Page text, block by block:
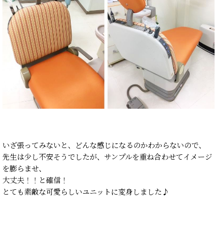
いざ張ってみないと、どんな感じになるのかわからないので、
先生は少し不安そうでしたが、サンプルを重ね合わせてイメージ
を膨らませ、
大丈夫！！と確信！
とても素敵な可愛らしいユニットに変身しました♪